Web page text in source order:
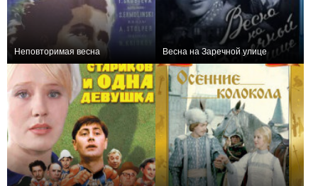
Неповторимая весна Весна на Заречной улице